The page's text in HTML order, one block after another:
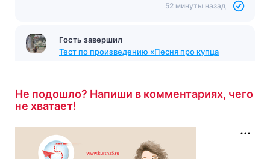
52 минуты назад
Гость завершил
Тест по произведению «Песня про купца
Калашникова» Лермонтов
8/10
Не подошло? Напиши в комментариях, чего
не хватает!